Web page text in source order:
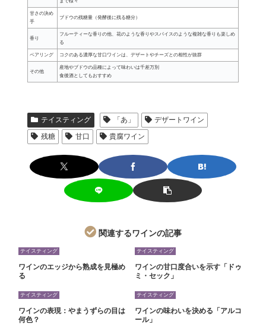
甘さの決め
手
ブドウの残糖量（発酵後に残る糖分）
香り
フルーティーな香りの他、花のような香りやスパイスのような複雑な香りも楽しめ
る
ペアリング コクのある濃厚な甘口ワインは、デザートやチーズとの相性が抜群
その他
産地やブドウの品種によって味わいは千差万別
食後酒としてもおすすめ
テイスティング 「あ」
デザートワイン
残糖
甘口 貴腐ワイン
関連するワインの記事
テイスティング
ワインのエッジから熟成を見極め
る
テイスティング
ワインの甘口度合いを示す「ドゥ
ミ・セック」
テイスティング
ワインの表現：やまうずらの目は
何色？
テイスティング
ワインの味わいを決める「アルコ
ール」